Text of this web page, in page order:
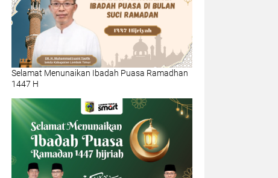
Selamat Menunaikan Ibadah Puasa Ramadhan
1447 H